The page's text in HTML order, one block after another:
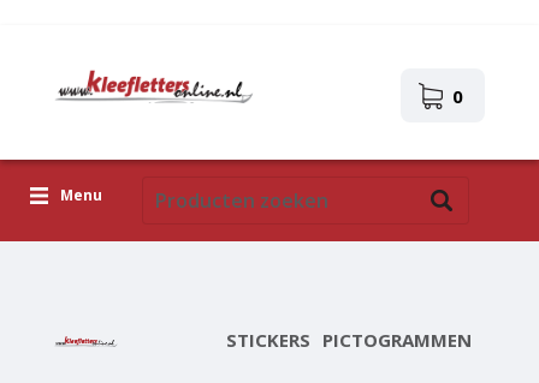
0
Menu
STICKERS PICTOGRAMMEN